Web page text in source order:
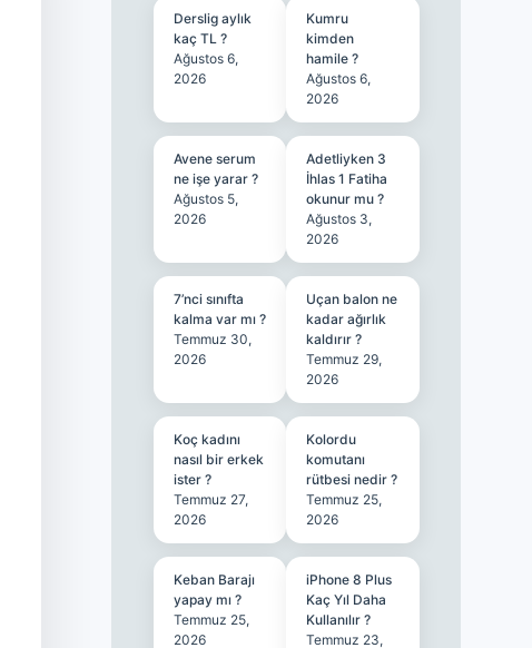
Derslig aylık
kaç TL ?
Ağustos 6,
2026
Kumru
kimden
hamile ?
Ağustos 6,
2026
Avene serum
ne işe yarar ?
Ağustos 5,
2026
Adetliyken 3
İhlas 1 Fatiha
okunur mu ?
Ağustos 3,
2026
7’nci sınıfta
kalma var mı ?
Temmuz 30,
2026
Uçan balon ne
kadar ağırlık
kaldırır ?
Temmuz 29,
2026
Koç kadını
nasıl bir erkek
ister ?
Temmuz 27,
2026
Kolordu
komutanı
rütbesi nedir ?
Temmuz 25,
2026
Keban Barajı
yapay mı ?
Temmuz 25,
2026
iPhone 8 Plus
Kaç Yıl Daha
Kullanılır ?
Temmuz 23,